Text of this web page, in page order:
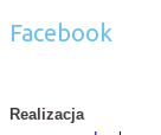
Facebook
Realizacja